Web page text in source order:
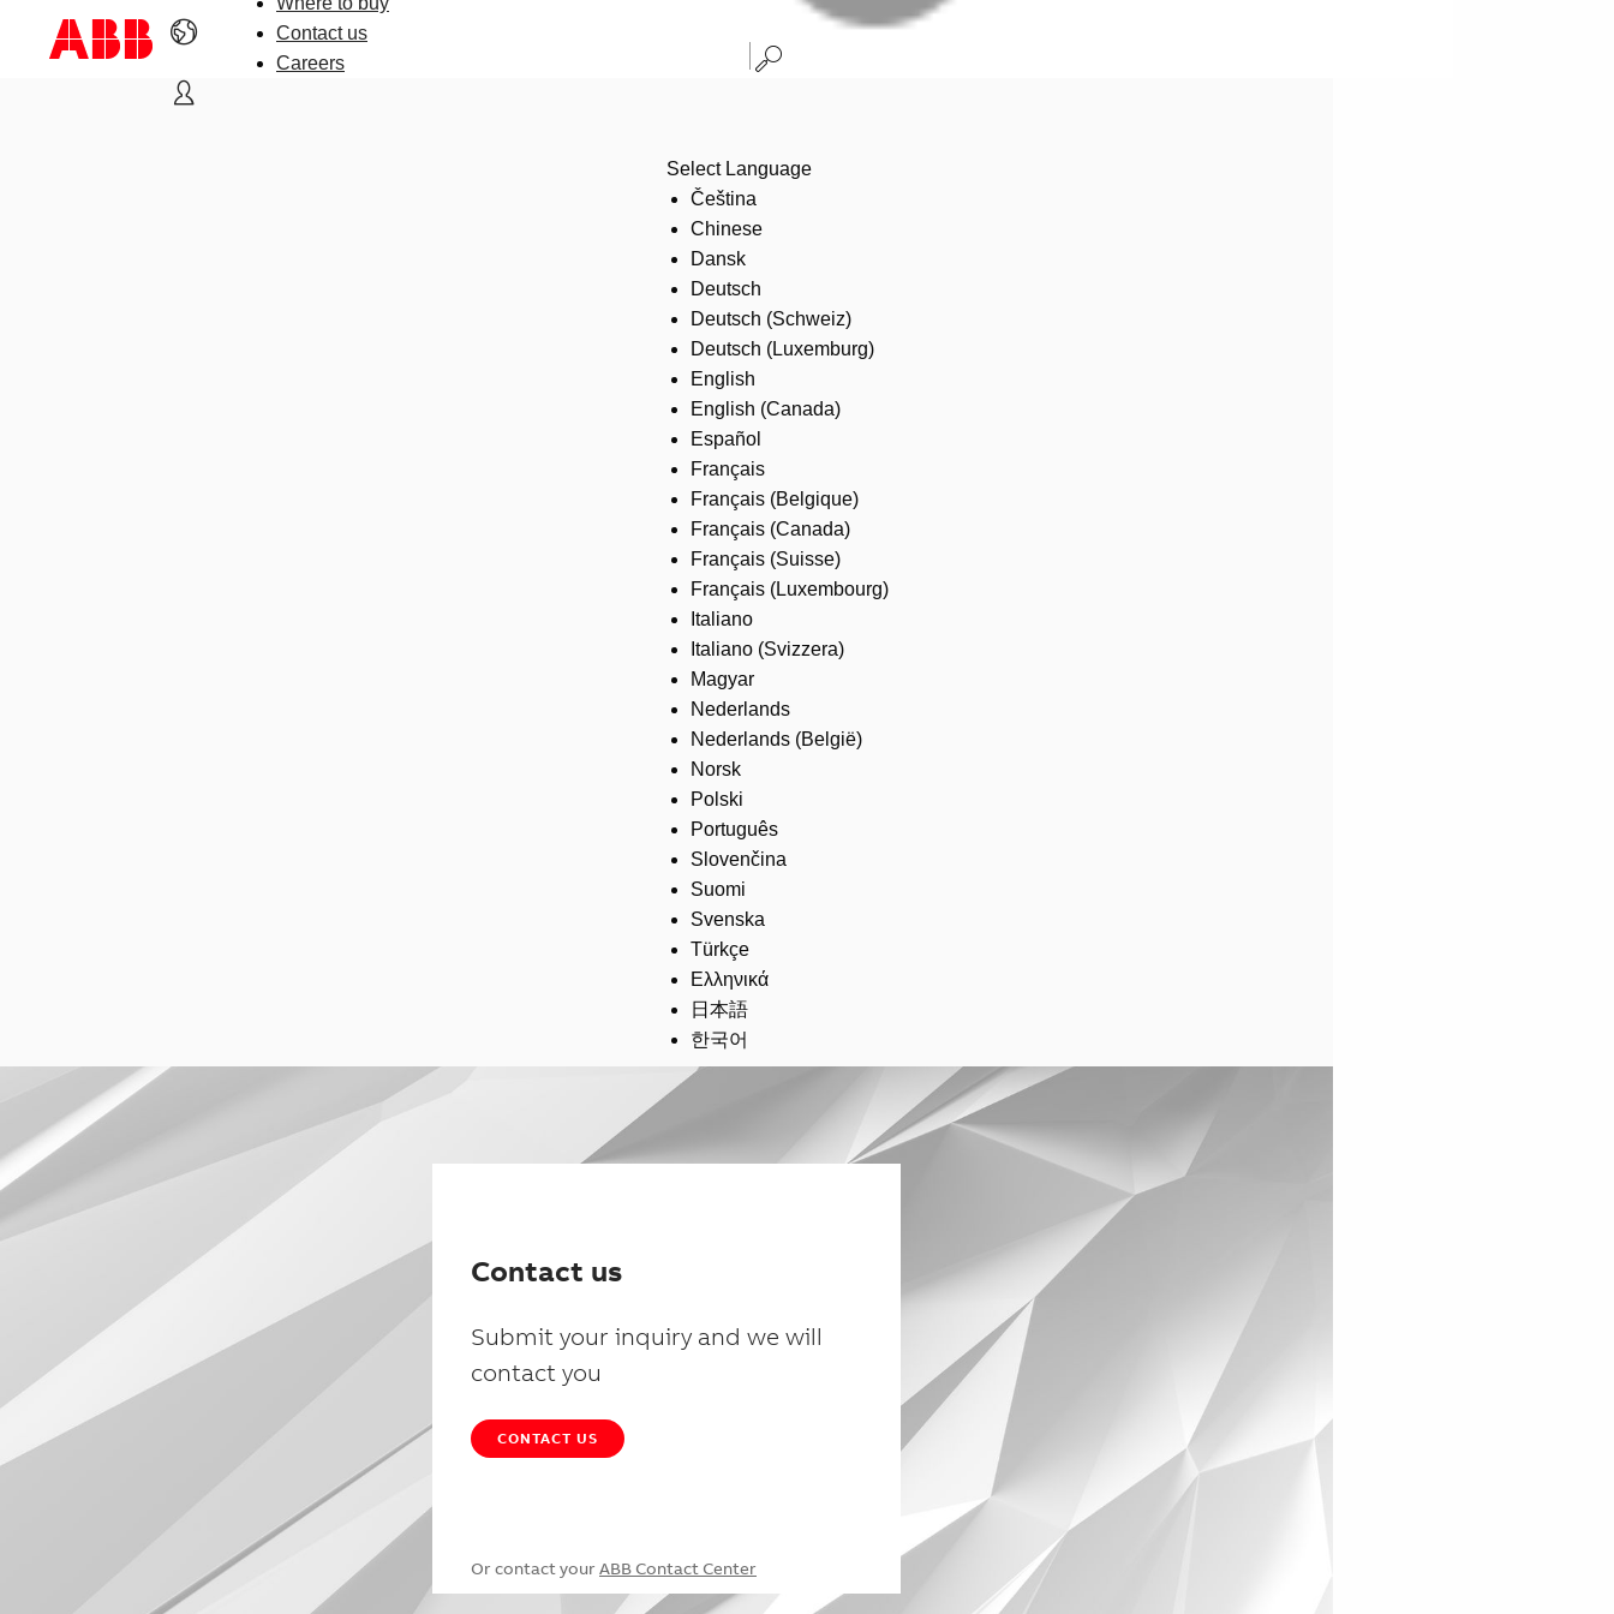
Contact us
Careers
Select Language
Čeština
Chinese
Dansk
Deutsch
Deutsch (Schweiz)
Deutsch (Luxemburg)
English
English (Canada)
Español
Français
Français (Belgique)
Français (Canada)
Français (Suisse)
Français (Luxembourg)
Italiano
Italiano (Svizzera)
Magyar
Nederlands
Nederlands (België)
Norsk
Polski
Português
Slovenčina
Suomi
Svenska
Türkçe
Ελληνικά
日本語
한국어
Contact us
Submit your inquiry and we will
contact you
CONTACT US
Or contact your ABB Contact Center